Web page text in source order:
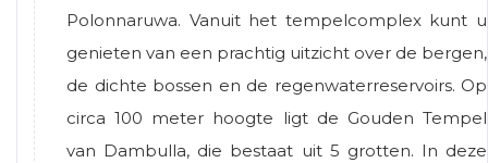
Polonnaruwa. Vanuit het tempelcomplex kunt u
genieten van een prachtig uitzicht over de bergen,
de dichte bossen en de regenwaterreservoirs. Op
circa 100 meter hoogte ligt de Gouden Tempel
van Dambulla, die bestaat uit 5 grotten. In deze